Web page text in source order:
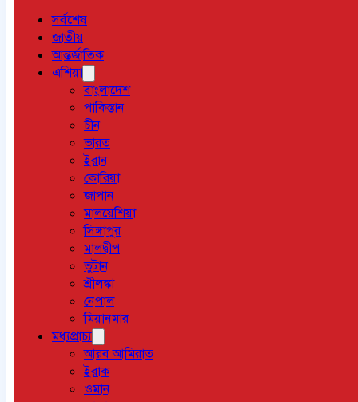
সর্বশেষ
জাতীয়
আন্তর্জাতিক
এশিয়া
বাংলাদেশ
পাকিস্তান
চীন
ভারত
ইরান
কোরিয়া
জাপান
মালয়েশিয়া
সিঙ্গাপুর
মালদ্বীপ
ভুটান
শ্রীলঙ্কা
নেপাল
মিয়ানমার
মধ্যপ্রাচ্য
আরব আমিরাত
ইরাক
ওমান